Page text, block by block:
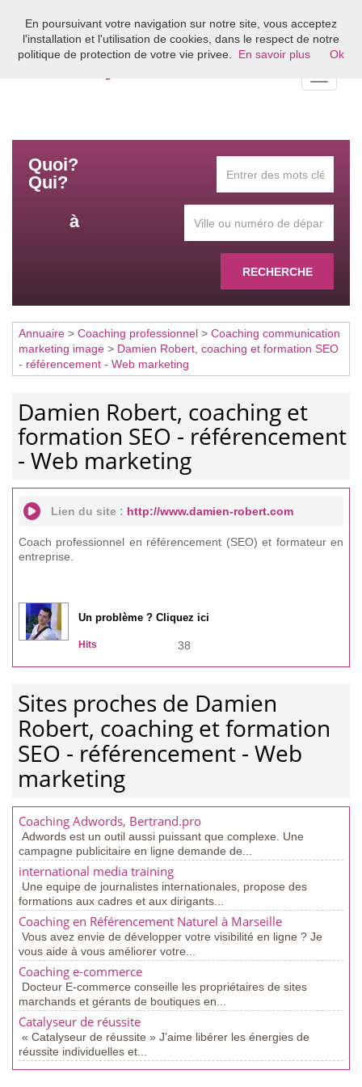
Bienvenue sur l'annuaire du coaching en France
Quoi?
Qui?
à
RECHERCHE
Annuaire > Coaching professionnel > Coaching communication
marketing image > Damien Robert, coaching et formation SEO
- référencement - Web marketing
Damien Robert, coaching et
formation SEO - référencement
- Web marketing
Lien du site : http://www.damien-robert.com
Coach professionnel en référencement (SEO) et formateur en
entreprise.
Un problème ? Cliquez ici
Hits 38
Sites proches de Damien
Robert, coaching et formation
SEO - référencement - Web
marketing
Coaching Adwords, Bertrand.pro
Adwords est un outil aussi puissant que complexe. Une
campagne publicitaire en ligne demande de...
international media training
Une equipe de journalistes internationales, propose des
formations aux cadres et aux dirigants...
Coaching en Référencement Naturel à Marseille
Vous avez envie de développer votre visibilité en ligne ? Je
vous aide à vous améliorer votre...
Coaching e-commerce
Docteur E-commerce conseille les propriétaires de sites
marchands et gérants de boutiques en...
Catalyseur de réussite
« Catalyseur de réussite » J’aime libérer les énergies de
réussite individuelles et...
En poursuivant votre navigation sur notre site, vous acceptez
l'installation et l'utilisation de cookies, dans le respect de notre
politique de protection de votre vie privee.
En savoir plus Ok